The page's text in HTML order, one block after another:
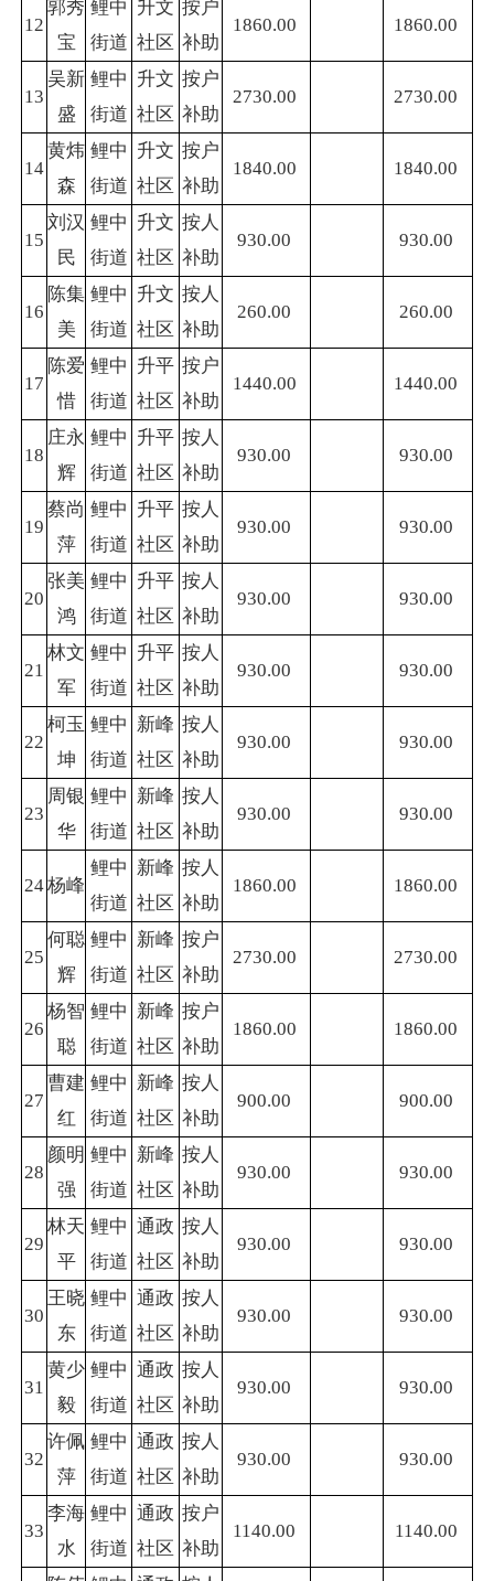
12
郭秀
宝
鲤中
街道
升文
社区
按户
补助
1860.00 1860.00
13
吴新
盛
鲤中
街道
升文
社区
按户
补助
2730.00 2730.00
14
黄炜
森
鲤中
街道
升文
社区
按户
补助
1840.00 1840.00
15
刘汉
民
鲤中
街道
升文
社区
按人
补助
930.00 930.00
16
陈集
美
鲤中
街道
升文
社区
按人
补助
260.00 260.00
17
陈爱
惜
鲤中
街道
升平
社区
按户
补助
1440.00 1440.00
18
庄永
辉
鲤中
街道
升平
社区
按人
补助
930.00 930.00
19
蔡尚
萍
鲤中
街道
升平
社区
按人
补助
930.00 930.00
20
张美
鸿
鲤中
街道
升平
社区
按人
补助
930.00 930.00
21
林文
军
鲤中
街道
升平
社区
按人
补助
930.00 930.00
22
柯玉
坤
鲤中
街道
新峰
社区
按人
补助
930.00 930.00
23
周银
华
鲤中
街道
新峰
社区
按人
补助
930.00 930.00
24杨峰
鲤中
街道
新峰
社区
按人
补助
1860.00 1860.00
25
何聪
辉
鲤中
街道
新峰
社区
按户
补助
2730.00 2730.00
26
杨智
聪
鲤中
街道
新峰
社区
按户
补助
1860.00 1860.00
27
曹建
红
鲤中
街道
新峰
社区
按人
补助
900.00 900.00
28
颜明
强
鲤中
街道
新峰
社区
按人
补助
930.00 930.00
29
林天
平
鲤中
街道
通政
社区
按人
补助
930.00 930.00
30
王晓
东
鲤中
街道
通政
社区
按人
补助
930.00 930.00
31
黄少
毅
鲤中
街道
通政
社区
按人
补助
930.00 930.00
32
许佩
萍
鲤中
街道
通政
社区
按人
补助
930.00 930.00
33
李海
水
鲤中
街道
通政
社区
按户
补助
1140.00 1140.00